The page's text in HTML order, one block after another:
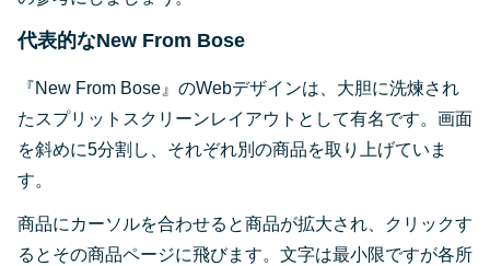
代表的なNew From Bose
『New From Bose』のWebデザインは、大胆に洗煉され
たスプリットスクリーンレイアウトとして有名です。画面
を斜めに5分割し、それぞれ別の商品を取り上げていま
す。
商品にカーソルを合わせると商品が拡大され、クリックす
るとその商品ページに飛びます。文字は最小限ですが各所